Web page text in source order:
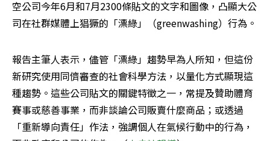
空公司今年6月和7月2300條貼文的文字和圖像，凸顯大公
司在社群媒體上猖獗的「漂綠」（greenwashing）行為。
報告主筆人表示，儘管「漂綠」趨勢早為人所知，但這份
新研究使用同儕審查的社會科學方法，以量化方式顯現這
種趨勢。這些公司貼文的關鍵特徵之一，常提及贊助體育
賽事或慈善事業，而非談論公司販賣什麼商品；或透過
「重新導向責任」作法，強調個人在氣候行動中的行為，